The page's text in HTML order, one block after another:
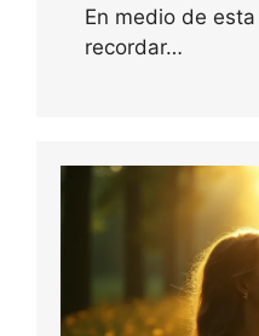
En medio de
recordar…